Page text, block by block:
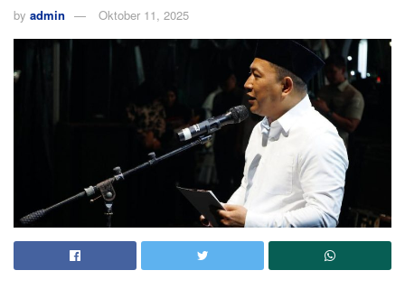
by admin Oktober 11, 2025